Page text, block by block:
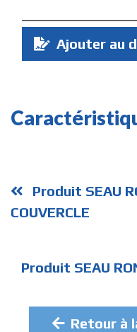
Quantité
Ajouter au
Produit SEAU
COUVERCLE
Produit SEAU
Retour à